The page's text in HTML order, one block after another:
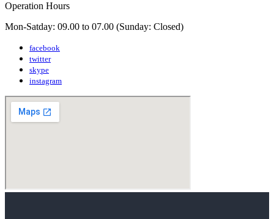
Operation Hours
Mon-Satday: 09.00 to 07.00 (Sunday: Closed)
facebook
twitter
skype
instagram